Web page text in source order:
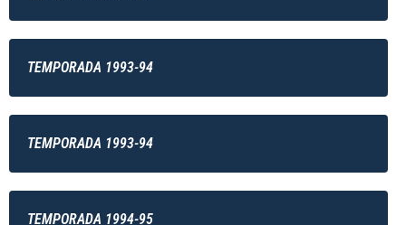
TEMPORADA 1993-94
TEMPORADA 1993-94
TEMPORADA 1994-95